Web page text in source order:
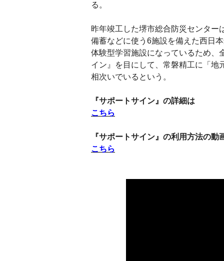
る。
昨年竣工した堺市総合防災センター
備蓄などに使う6施設を備えた西日
体験型学習施設になっているため、
イン』を目にして、常磐精工に「地
相次いでいるという。
『サポートサイン』の詳細は
こちら
『サポートサイン』の利用方法の動
こちら